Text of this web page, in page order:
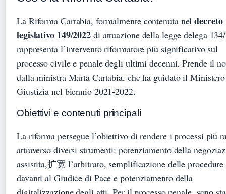
La Riforma Cartabia, formalmente contenuta neldecreto
legislativo 149/2022 di attuazione della legge delega
rappresenta l’intervento riformatore più significativo sul
processo civile e penale degli ultimi decenni. Prende il
dalla ministra Marta Cartabia, che ha guidato il
Giustizia nel biennio 2021-2022.
Obiettivi e contenuti principali
La riforma persegue l’obiettivo di rendere i processi più
attraverso diversi strumenti: potenziamento della
assistita,扩宽 l’arbitrato, semplificazione delle procedure
davanti al Giudice di Pace e potenziamento della